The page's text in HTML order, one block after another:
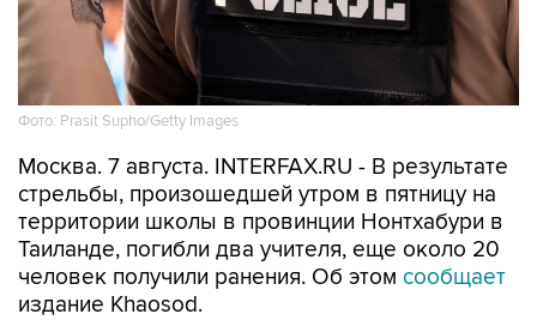
Фото: Prasit Supho/Getty Images
Москва. 7 августа. INTERFAX.RU - В результате
стрельбы, произошедшей утром в пятницу на
территории школы в провинции Нонтхабури в
Таиланде, погибли два учителя, еще около 20
человек получили ранения. Об этом сообщает
издание Khaosod.